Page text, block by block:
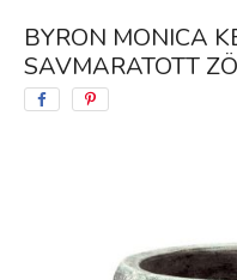
BYRON MONICA
SAVMARATOTT